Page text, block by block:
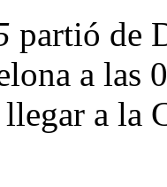
partió de
a las
a la